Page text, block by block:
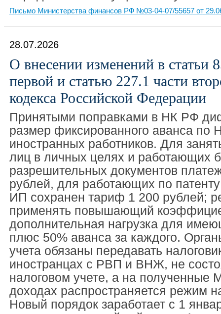
Письмо Министерства финансов РФ №03-04-07/55657 от
28.07.2026
О внесении изменений в статьи
первой и статью 227.1 части
кодекса Российской Федерации
Принятыми поправками в НК РФ
размер фиксированного аванса по
иностранных работников. Для
лиц в личных целях и работающих
разрешительных документов
рублей, для работающих по
ИП сохранен тариф 1 200 рублей;
применять повышающий
дополнительная нагрузка для
плюс 50% аванса за каждого.
учета обязаны передавать
иностранцах с РВП и ВНЖ, не
налоговом учете, а на полученные
доходах распространяется режим
Новый порядок заработает с 1